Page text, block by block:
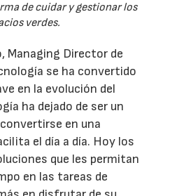
de cuidar y gestionar los
verdes.
Managing Director de
se ha convertido
en la evolución del
ha dejado de ser un
en una
el día a día. Hoy los
que les permitan
en las tareas de